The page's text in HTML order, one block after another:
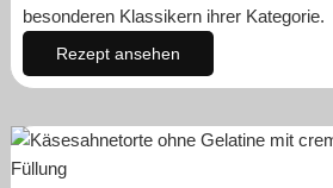
besonderen Klassikern ihrer Kategorie.
Rezept ansehen